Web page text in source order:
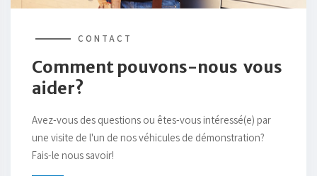
CONTACT
Comment pouvons-nous vous
aider?
Avez-vous des questions ou êtes-vous intéressé(e) par
une visite de l'un de nos véhicules de démonstration?
Fais-le nous savoir!